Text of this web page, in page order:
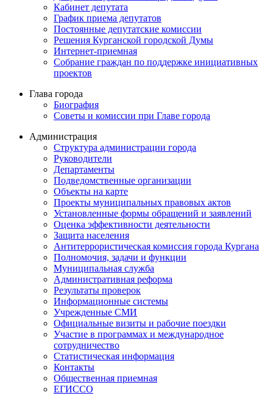
Кабинет депутата
График приема депутатов
Постоянные депутатские комиссии
Решения Курганской городской Думы
Интернет-приемная
Собрание граждан по поддержке инициативных
проектов
Глава города
Биография
Советы и комиссии при Главе города
Администрация
Структура администрации города
Руководители
Департаменты
Подведомственные организации
Объекты на карте
Проекты муниципальных правовых актов
Установленные формы обращений и заявлений
Оценка эффективности деятельности
Защита населения
Антитеррористическая комиссия города Кургана
Полномочия, задачи и функции
Муниципальная служба
Административная реформа
Результаты проверок
Информационные системы
Учрежденные СМИ
Официальные визиты и рабочие поездки
Участие в программах и международное
сотрудничество
Статистическая информация
Контакты
Общественная приемная
ЕГИССО